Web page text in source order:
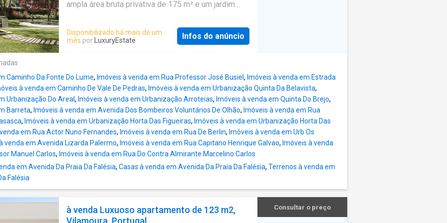
dois a quatro quartos, incluindo penthouses duplex,
apartamentos variam aproximadamente entre 107
m² e 202 m², sendo complementadas por amplos
privadas. Os residentes têm acesso
ampla área bruta privativa de 175 m² e um jardim
ar livre. Um dos principais destaques desta
propriedade é a sua piscina privada. A unidade inclui
contemporânea com uma forte ligação à natureza,
situado numa das zonas residenciais mais
desejadas deVilamoura. Concebido para oferecer
conforto, funcionalidade e espaços exteriores, o
condomínio proporciona um estilo de vida
equilibrado num ambiente privado e
cuidadosamente planeado. O empreendimento é
composto por 55 apartamentos com tipologias de
dois a quatro quartos, incluindo penthouses duplex,
apartamentos variam aproximadamente entre 107
terraços, jardins privados o
Disponibilizado há mais de um
mês por LuxuryEstate Infos do anúncio
Caminho Da Fonte Do Lume, Imóveis à venda em Rua Professor José Busiel , Imóveis à venda em Estrada
à venda em Caminho De Vale De Pedras, Imóveis à venda em Urbanização Quinta Da Belavista,
Urbanização Do Areal , Imóveis à venda em Urbanização Arroteias, Imóveis à venda em Quinta Do Brejo,
Barreta, Imóveis à venda em Avenida Dos Bombeiros Voluntários De Olhão, Imóveis à venda em Rua
, Imóveis à venda em Urbanização Horta Das Figueiras, Imóveis à venda em Urbanização Horta Das
em Rua Actor Nuno Fernandes, Imóveis à venda em Rua De Berlin, Imóveis à venda em Urb Os
venda em Avenida Lizarda Palermo, Imóveis à venda em Rua Capitano Henrique Galvao, Imóveis à venda
Manuel Carlos, Imóveis à venda em Rua Do Contra Almirante Marcelino Carlos
em Avenida Da Praia Da Falésia, Casas à venda em Avenida Da Praia Da Falésia, Terrenos à venda em
Falésia
à venda Luxuoso apartamento de 123 m2,
Vilamoura, Portugal
Consultar o preço